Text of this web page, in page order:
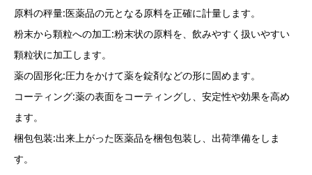
原料の秤量:医薬品の元となる原料を正確に計量します。
粉末から顆粒への加工:粉末状の原料を、飲みやすく扱いやすい
顆粒状に加工します。
薬の固形化:圧力をかけて薬を錠剤などの形に固めます。
コーティング:薬の表面をコーティングし、安定性や効果を高め
ます。
梱包包装:出来上がった医薬品を梱包包装し、出荷準備をしま
す。